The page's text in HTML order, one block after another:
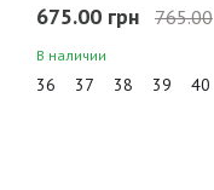
675.00 грн 765.00
В наличии
36 37 38 39 40